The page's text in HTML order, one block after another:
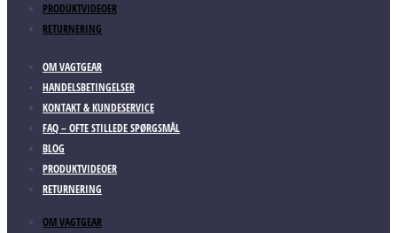
PRODUKTVIDEOER
RETURNERING
OM VAGTGEAR
HANDELSBETINGELSER
KONTAKT & KUNDESERVICE
FAQ – OFTE STILLEDE SPØRGSMÅL
BLOG
PRODUKTVIDEOER
RETURNERING
OM VAGTGEAR